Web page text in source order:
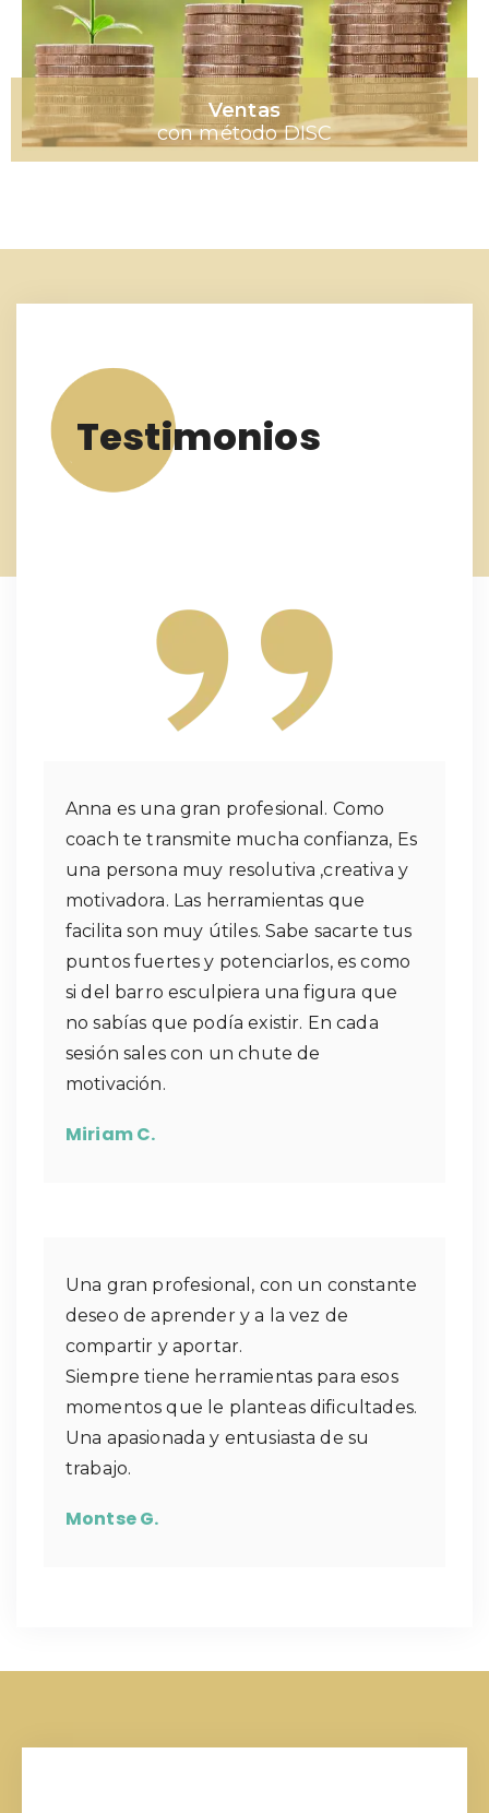
Ventas
con método DISC
Testimonios
Anna es una gran profesional. Como
coach te transmite mucha confianza, Es
una persona muy resolutiva ,creativa y
motivadora. Las herramientas que
facilita son muy útiles. Sabe sacarte tus
puntos fuertes y potenciarlos, es como
si del barro esculpiera una figura que
no sabías que podía existir. En cada
sesión sales con un chute de
motivación.
Miriam C.
Una gran profesional, con un constante
deseo de aprender y a la vez de
compartir y aportar.
Siempre tiene herramientas para esos
momentos que le planteas dificultades.
Una apasionada y entusiasta de su
trabajo.
Montse G.